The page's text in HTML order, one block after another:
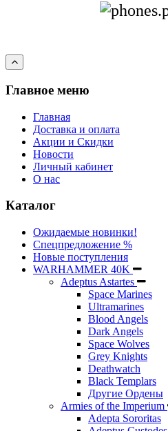
Главное меню
Главная
Доставка и оплата
Акции и Скидки
Новости
Личный кабинет
О нас
Каталог
Ожидаемые новинки!
Спецпредложение %
Новые поступления
WARHAMMER 40K
Adeptus Astartes
Space Marines
Ultramarines
Blood Angels
Dark Angels
Space Wolves
Grey Knights
Deathwatch
Black Templars
Другие Ордены
Armies of the Imperium
Adepta Sororitas